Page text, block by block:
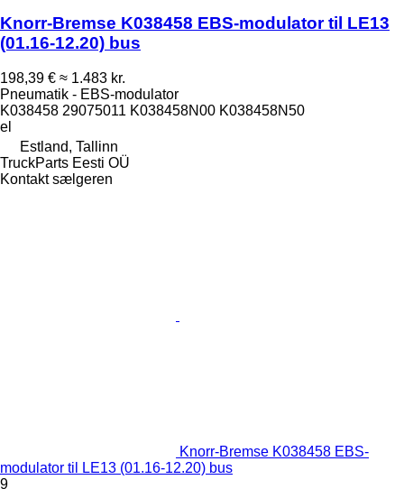
Knorr-Bremse K038458 EBS-modulator til LE13
(01.16-12.20) bus
198,39 € ≈ 1.483 kr.
Pneumatik - EBS-modulator
K038458 29075011 K038458N00 K038458N50
el
Estland, Tallinn
TruckParts Eesti OÜ
Kontakt sælgeren
Knorr-Bremse K038458 EBS-
modulator til LE13 (01.16-12.20) bus
9